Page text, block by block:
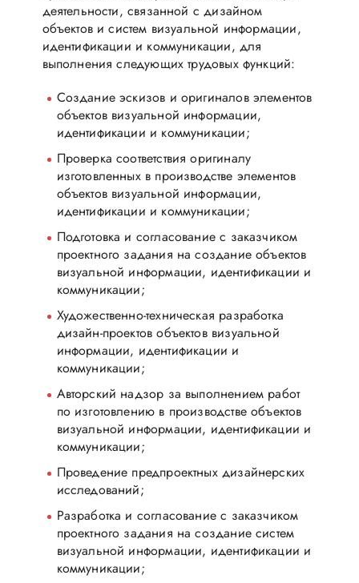
деятельности, связанной с дизайном
объектов и систем визуальной информации,
идентификации и коммуникации, для
выполнения следующих трудовых функций:
Создание эскизов и оригиналов элементов
объектов визуальной информации,
идентификации и коммуникации;
Проверка соответствия оригиналу
изготовленных в производстве элементов
объектов визуальной информации,
идентификации и коммуникации;
Подготовка и согласование с заказчиком
проектного задания на создание объектов
визуальной информации, идентификации и
коммуникации;
Художественно-техническая разработка
дизайн-проектов объектов визуальной
информации, идентификации и
коммуникации;
Авторский надзор за выполнением работ
по изготовлению в производстве объектов
визуальной информации, идентификации и
коммуникации;
Проведение предпроектных дизайнерских
исследований;
Разработка и согласование с заказчиком
проектного задания на создание систем
визуальной информации, идентификации и
коммуникации;